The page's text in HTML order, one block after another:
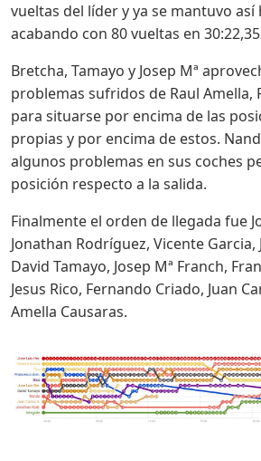
vueltas del líder y ya se mantuvo así
acabando con 80 vueltas en
Bretcha, Tamayo y Josep Mª
problemas sufridos de Raul Amella,
para situarse por encima de las
propias y por encima de estos.
algunos problemas en sus coches
posición respecto a la salida.
Finalmente el orden de llegada fue
Jonathan Rodríguez, Vicente Garcia,
David Tamayo, Josep Mª Franch,
Jesus Rico, Fernando Criado, Juan
Amella Causaras.